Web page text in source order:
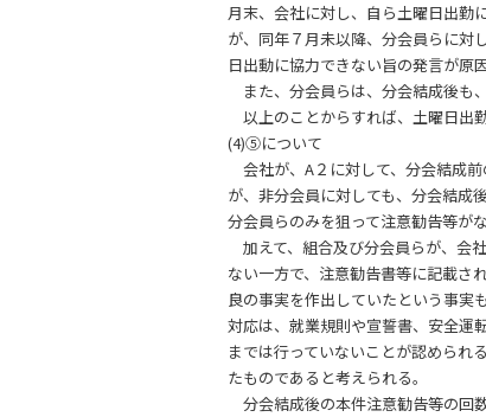
月末、会社に対し、自ら土曜日出勤
が、同年７月未以降、分会員らに対
日出動に協力できない旨の発言が原
また、分会員らは、分会結成後も
以上のことからすれば、土曜日出
(4)⑤について
会社が、A２に対して、分会結成
が、非分会員に対しても、分会結成
分会員らのみを狙って注意勧告等が
加えて、組合及び分会員らが、会
ない一方で、注意勧告書等に記載さ
良の事実を作出していたという事実
対応は、就業規則や宣誓書、安全運
までは行っていないことが認められ
たものであると考えられる。
分会結成後の本件注意勧告等の回